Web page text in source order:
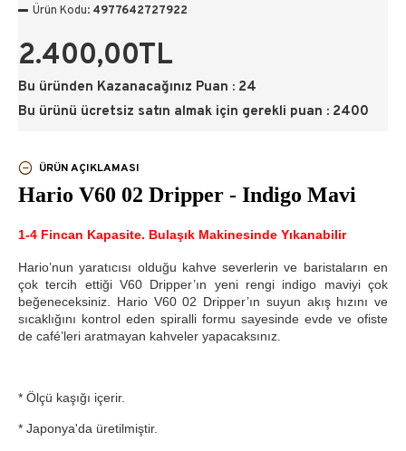
2.400,00TL
Bu üründen Kazanacağınız Puan : 24
Bu ürünü ücretsiz satın almak için gerekli puan : 2400
Ürün Kodu: 4977642727922
ÜRÜN AÇIKLAMASI
Hario V60 02 Dripper - Indigo Mavi
1-4 Fincan Kapasite. Bulaşık Makinesinde Yıkanabilir
Hario’nun yaratıcısı olduğu kahve severlerin ve baristaların en
çok tercih ettiği V60 Dripper’ın yeni rengi indigo maviyi çok
beğeneceksiniz. Hario V60 02 Dripper’ın suyun akış hızını ve
sıcaklığını kontrol eden spiralli formu sayesinde evde ve ofiste
de café’leri aratmayan kahveler yapacaksınız.
* Ölçü kaşığı içerir.
* Japonya'da üretilmiştir.